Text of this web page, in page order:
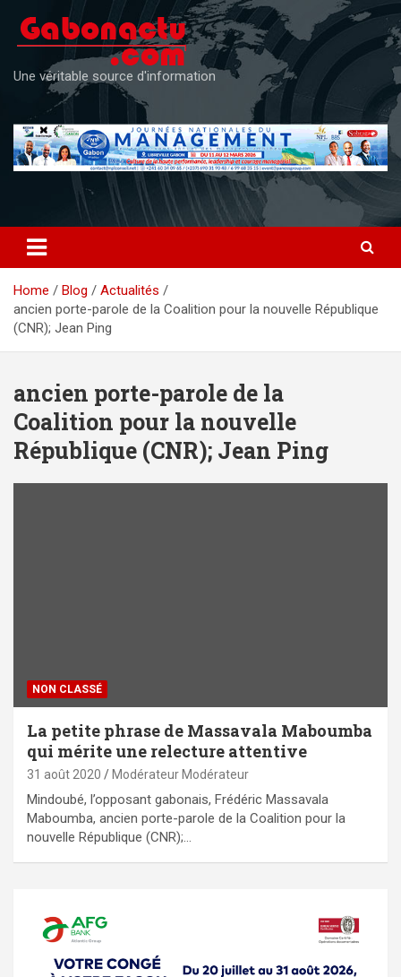
content
Une véritable source d'information
Home Blog
Actualités
ancien porte-parole de la Coalition pour la nouvelle République
(CNR); Jean Ping
ancien porte-parole de la
Coalition pour la nouvelle
République (CNR); Jean Ping
NON CLASSÉ
La petite phrase de Massavala Maboumba
qui mérite une relecture attentive
31 août 2020 Modérateur Modérateur
Mindoubé, l’opposant gabonais, Frédéric Massavala
Maboumba, ancien porte-parole de la Coalition pour la
nouvelle République (CNR);…